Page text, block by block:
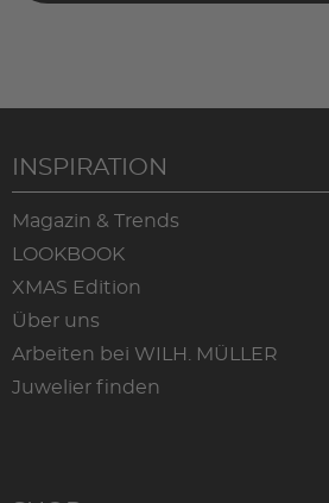
INSPIRATION
Magazin & Trends
LOOKBOOK
XMAS Edition
Über uns
Arbeiten bei WILH. MÜLLER
Juwelier finden